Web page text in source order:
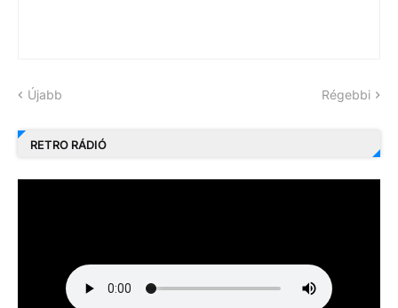
Újabb Régebbi
RETRO RÁDIÓ